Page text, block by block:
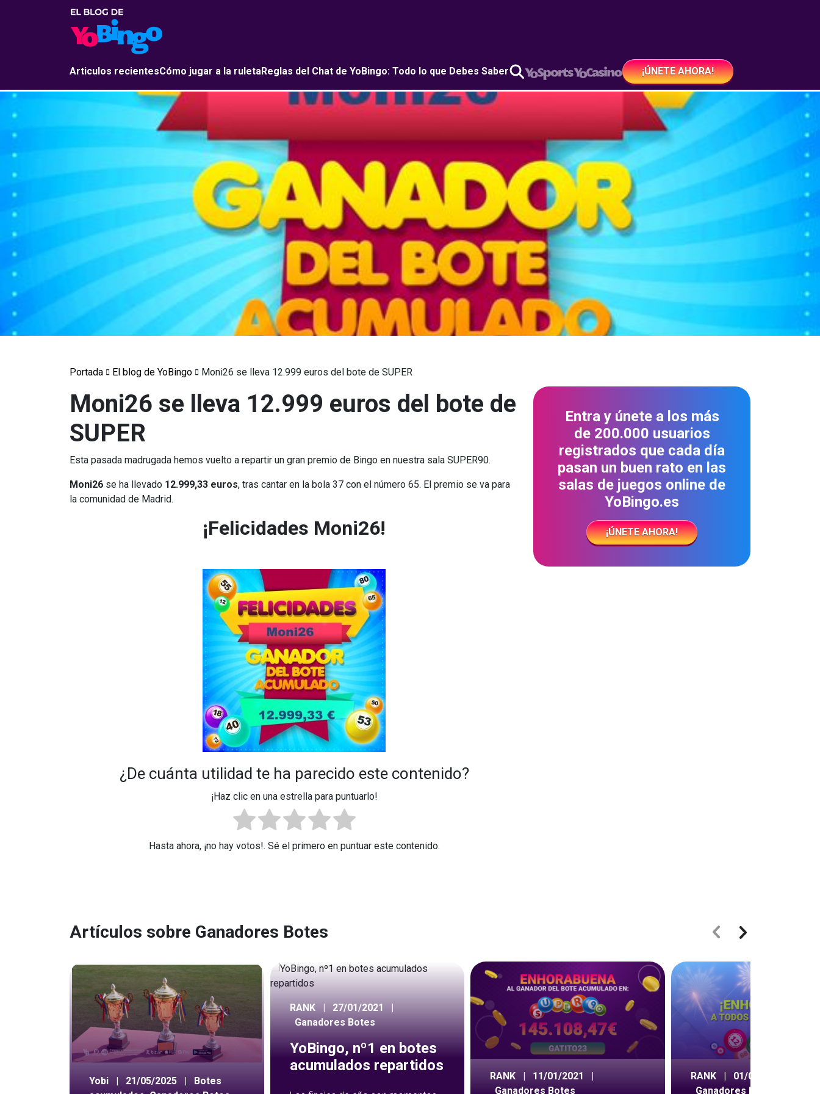
Articulos recientesCómo jugar a la ruletaReglas del Chat de YoBingo: Todo lo que Debes Saber ¡ÚNETE AHORA!
Portada El blog de YoBingo Moni26 se lleva 12.999 euros del bote de SUPER
Moni26 se lleva 12.999 euros del bote de
SUPER
Esta pasada madrugada hemos vuelto a repartir un gran premio de Bingo en nuestra sala SUPER90.
Moni26 se ha llevado 12.999,33 euros, tras cantar en la bola 37 con el número 65. El premio se va para
la comunidad de Madrid.
¡Felicidades Moni26!
¿De cuánta utilidad te ha parecido este contenido?
¡Haz clic en una estrella para puntuarlo!
Hasta ahora, ¡no hay votos!. Sé el primero en puntuar este contenido.
Entra y únete a los más
de 200.000 usuarios
registrados que cada día
pasan un buen rato en las
salas de juegos online de
YoBingo.es
¡ÚNETE AHORA!
Artículos sobre Ganadores Botes
Yobi | 21/05/2025 |
Botes
RANK 27/01/2021
Ganadores Botes
YoBingo, nº1 en botes
acumulados repartidos
RANK | 11/01/2021
|
Ganadores Botes
RANK | 01/09/2020
Ganadores Botes